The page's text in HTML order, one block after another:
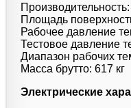
Производительность:
Площадь
Рабочее давление
Тестовое давление
Диапазон рабочих
Масса брутто: 617 кг
Электрические